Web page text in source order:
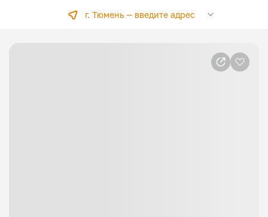
г. Тюмень — введите адрес